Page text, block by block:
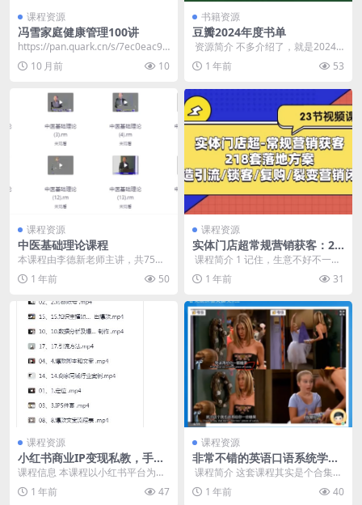
课程资源
冯雪家庭健康管理100讲
https://pan.quark.cn/s/7ec0eac9b
763 ​ 📁 ...
10 月前 10
书籍资源
豆瓣2024年度书单
​ 资源简介 不多介绍了，就是2024
年豆瓣年度读书榜单，每本都是高
分好书，还不...
1 年前 53
课程资源
中医基础理论课程
本课程由李德新老师主讲，共75
讲，系统讲解中医基础理论知识，
包括阴阳五行学说、脏...
1 年前 50
课程资源
实体门店超常规营销获客：21
8套落地方案/打造引流/锁客/
复购/裂变营销
​ 课程简介 1 记住，生意不好不一定
是你产品出了问题,mp42 生意人为
什么要...
1 年前 31
课程资源
小红书商业IP变现私教，手把
手教会你从0-1制作短视频到
变现的全过程
课程信息 本课程以小红书平台为切
入点，手把手指导学员从零开始制
作短视频并实现商业...
1 年前 47
课程资源
非常不错的英语口语系统学习
班
​ 课程简介 这套课程其实是个合集，
从基础口语开始学习，然后就是场
景化的问题，比...
1 年前 40